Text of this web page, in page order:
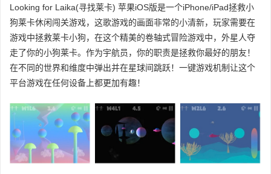
Looking for Laika(寻找莱卡) 苹果iOS版是一个iPhone/iPad拯救小
狗莱卡休闲闯关游戏，这歌游戏的画面非常的小清新，玩家需要在
游戏中拯救莱卡小狗，在这个精美的卷轴式冒险游戏中，外星人夺
走了你的小狗莱卡。作为宇航员，你的职责是拯救你最好的朋友！
在不同的世界和维度中弹出并在星球间跳跃！一键游戏机制让这个
平台游戏在任何设备上都更加有趣！